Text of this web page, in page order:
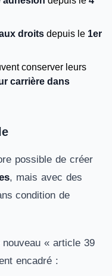
droits depuis le 1er
conserver leurs
carrière dans
possible de créer
, mais avec des
condition de
nouveau « article 39
encadré :